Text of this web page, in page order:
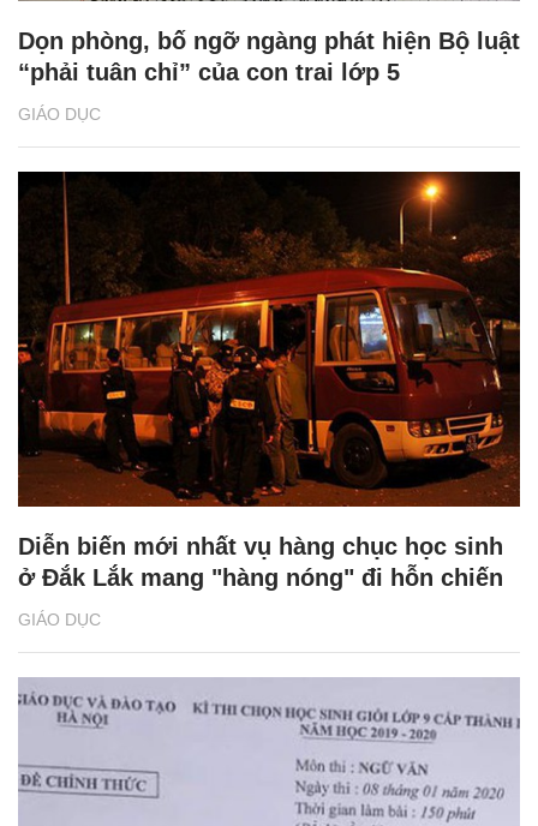
GIÁO DỤC
Dọn phòng, bố ngỡ ngàng phát hiện Bộ luật
“phải tuân chỉ” của con trai lớp 5
GIÁO DỤC
Diễn biến mới nhất vụ hàng chục học sinh
ở Đắk Lắk mang "hàng nóng" đi hỗn chiến